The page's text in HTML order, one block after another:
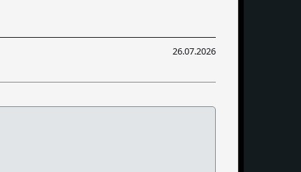
26.07.2026